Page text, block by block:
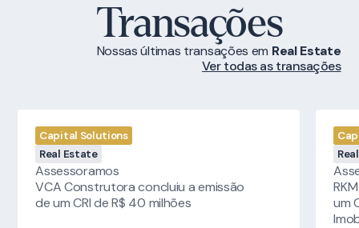
Transações
Nossas últimas transações em Real Estate
Ver todas as transações
Capital Solutions
Real Estate
Assessoramos
VCA Construtora concluiu a emissão
de um CRI de R$ 40 milhões
um